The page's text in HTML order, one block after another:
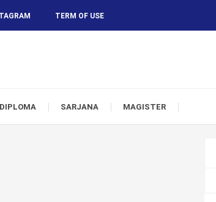
TERM OF USE
DIPLOMA SARJANA MAGISTER